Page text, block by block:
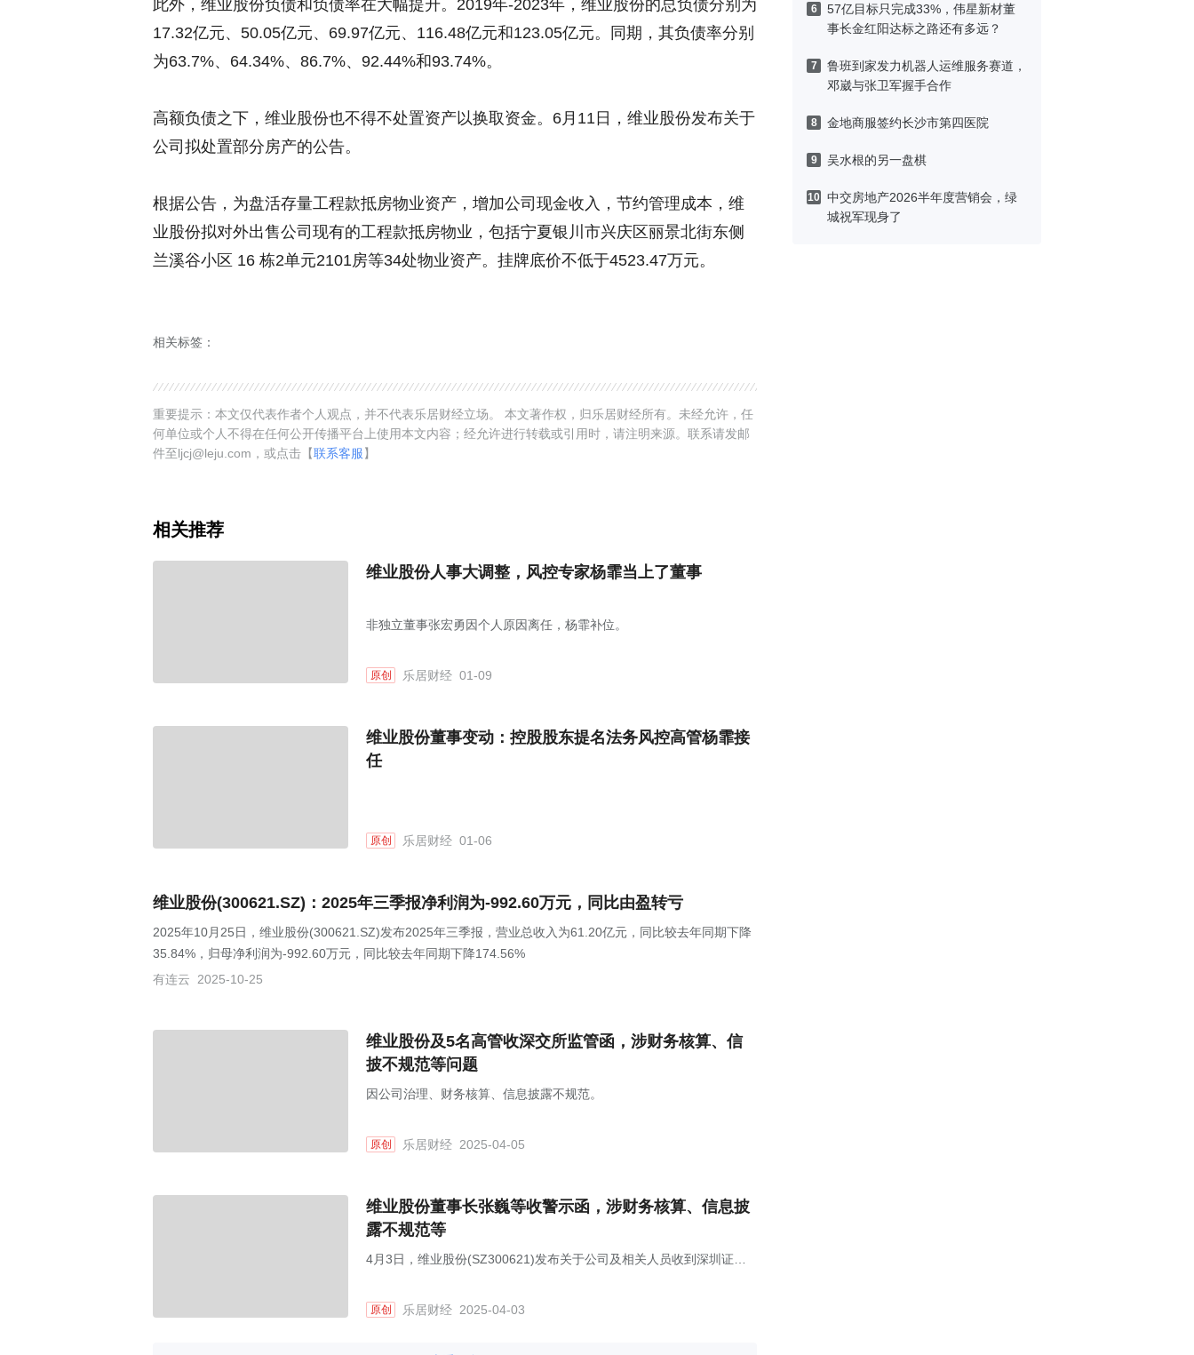
6
57亿目标只完成33%，伟星新材董
事长金红阳达标之路还有多远？
7
鲁班到家发力机器人运维服务赛道，
邓崴与张卫军握手合作
8 金地商服签约长沙市第四医院
9 吴水根的另一盘棋
10 中交房地产2026半年度营销会，绿
城祝军现身了
此外，维业股份负债和负债率在大幅提升。2019年-2023年，维业股份的总负债分别为
17.32亿元、50.05亿元、69.97亿元、116.48亿元和123.05亿元。同期，其负债率分别
为63.7%、64.34%、86.7%、92.44%和93.74%。
高额负债之下，维业股份也不得不处置资产以换取资金。6月11日，维业股份发布关于
公司拟处置部分房产的公告。
根据公告，为盘活存量工程款抵房物业资产，增加公司现金收入，节约管理成本，维
业股份拟对外出售公司现有的工程款抵房物业，包括宁夏银川市兴庆区丽景北街东侧
兰溪谷小区 16 栋2单元2101房等34处物业资产。挂牌底价不低于4523.47万元。
相关标签：
重要提示：本文仅代表作者个人观点，并不代表乐居财经立场。 本文著作权，归乐居财经所有。未经允许，任
何单位或个人不得在任何公开传播平台上使用本文内容；经允许进行转载或引用时，请注明来源。联系请发邮
件至ljcj@leju.com，或点击【联系客服】
相关推荐
维业股份人事大调整，风控专家杨霏当上了董事
非独立董事张宏勇因个人原因离任，杨霏补位。
原创 乐居财经 01-09
维业股份董事变动：控股股东提名法务风控高管杨霏接
任
原创 乐居财经 01-06
维业股份(300621.SZ)：2025年三季报净利润为-992.60万元，同比由盈转亏
2025年10月25日，维业股份(300621.SZ)发布2025年三季报，营业总收入为61.20亿元，同比较去年同期下降
35.84%，归母净利润为-992.60万元，同比较去年同期下降174.56%
有连云
2025-10-25
维业股份及5名高管收深交所监管函，涉财务核算、信
披不规范等问题
因公司治理、财务核算、信息披露不规范。
原创 乐居财经 2025-04-05
维业股份董事长张巍等收警示函，涉财务核算、信息披
露不规范等
4月3日，维业股份(SZ300621)发布关于公司及相关人员收到深圳证监
原创 乐居财经 2025-04-03